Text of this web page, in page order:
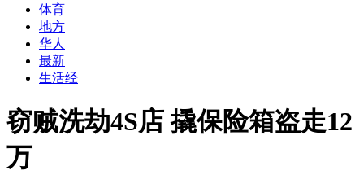
体育
地方
华人
最新
生活经
窃贼洗劫4S店 撬保险箱盗走12
万